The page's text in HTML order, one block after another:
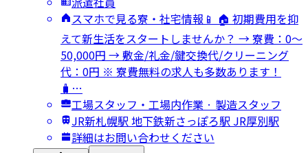
スマホで見る寮・社宅情報📱 🏠 初期費用を抑
えて新生活をスタートしませんか？ → 寮費：0～
50,000円 → 敷金/礼金/鍵交換代/クリーニング
代：0円 ※ 寮費無料の求人も多数あります！
🧳…
工場スタッフ・工場内作業 · 製造スタッフ
JR新札幌駅 地下鉄新さっぽろ駅 JR厚別駅
詳細はお問い合わせください